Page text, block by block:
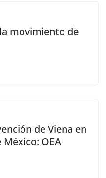
movimiento de
de Viena en
OEA